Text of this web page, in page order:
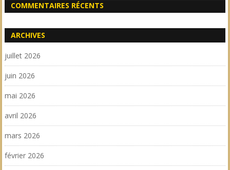
COMMENTAIRES RÉCENTS
ARCHIVES
juillet 2026
juin 2026
mai 2026
avril 2026
mars 2026
février 2026